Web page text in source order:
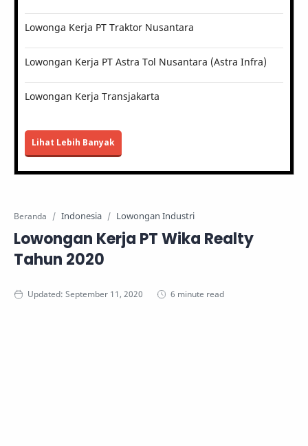
Lowonga Kerja PT Traktor Nusantara
Lowongan Kerja PT Astra Tol Nusantara (Astra Infra)
Lowongan Kerja Transjakarta
Lihat Lebih Banyak
Beranda Indonesia Lowongan Industri
Lowongan Kerja PT Wika Realty
Tahun 2020
6 minute read